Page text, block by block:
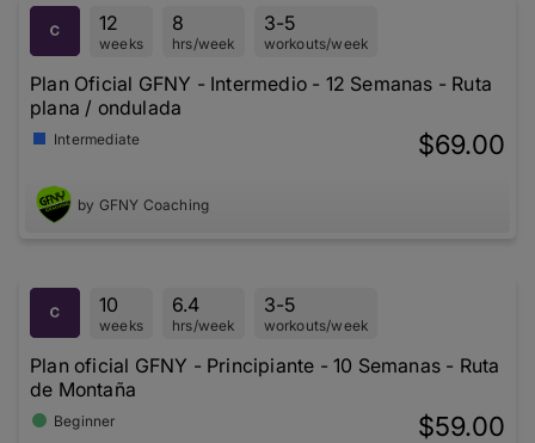
12
weeks
8
hrs/week
3-5
workouts/week
Plan Oficial GFNY - Intermedio - 12 Semanas - Ruta
plana / ondulada
Intermediate $69.00
by GFNY Coaching
10
weeks
6.4
hrs/week
3-5
workouts/week
Plan oficial GFNY - Principiante - 10 Semanas - Ruta
de Montaña
Beginner $59.00